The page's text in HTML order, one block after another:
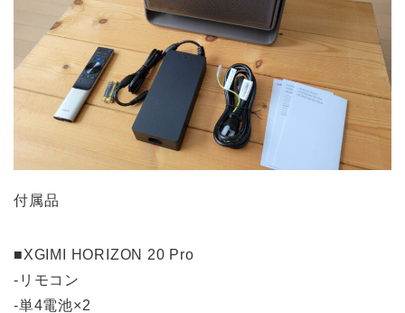
付属品
■XGIMI HORIZON 20 Pro
-リモコン
-単4電池×2